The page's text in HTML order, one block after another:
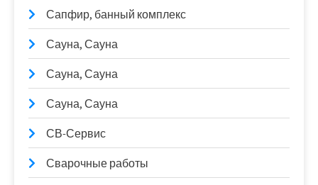
Сапфир, банный комплекс
Сауна, Сауна
Сауна, Сауна
Сауна, Сауна
СВ-Сервис
Сварочные работы